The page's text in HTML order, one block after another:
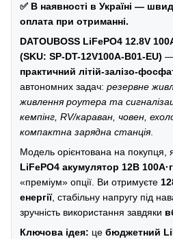
✅ В наявності в Україні —
оплата при отриманні.
DATOUBOSS LiFePO4 12.8V
(SKU: SP-DT-12V100A-B01-EU)
практичний літій-залізо-
автономних задач: резервне
живлення роутера та
кемпінг, RV/караван, човен,
компактна зарядна станція.
Модель орієнтована на покупця,
LiFePO4 акумулятор 12В
«преміум» опції. Ви отримуєте
енергії, стабільну напругу під
зручність використання завдяки
Ключова ідея: це бюджетний